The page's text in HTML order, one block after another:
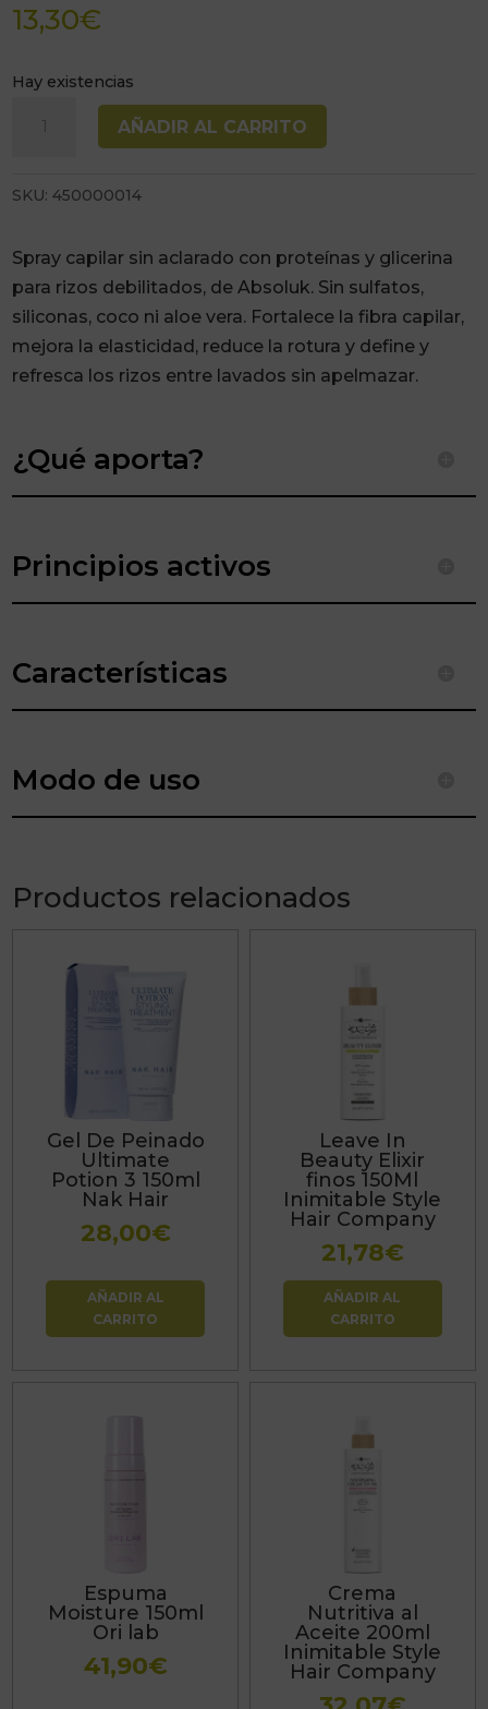
13,30€
Hay existencias
de
Absoluk
175ml
cantidad
AÑADIR AL CARRITO
SKU:450000014
Spray capilar sin aclarado con proteínas y glicerina
para rizos debilitados, de Absoluk. Sin sulfatos,
siliconas, coco ni aloe vera. Fortalece la fibra capilar,
mejora la elasticidad, reduce la rotura y define y
refresca los rizos entre lavados sin apelmazar.
¿Qué aporta?
Principios activos
Características
Modo de uso
Productos relacionados
Gel De Peinado
Ultimate
Potion 3 150ml
Nak Hair
28,00€
AÑADIR AL
CARRITO
Leave In
Beauty Elixir
finos 150Ml
Inimitable Style
Hair Company
21,78€
AÑADIR AL
CARRITO
Espuma
Moisture 150ml
Ori lab
41,90€
Crema
Nutritiva al
Aceite 200ml
Inimitable Style
Hair Company